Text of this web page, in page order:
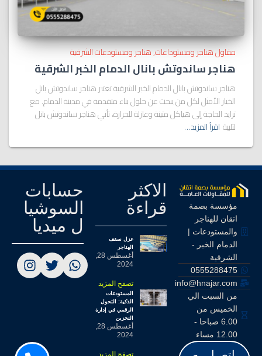
مقاول هناجر ومستوداعات هناجر ومستودعات الشرقية
هناجر ساندوتش بانال الدمام الخبر الشرقية
هناجر ساندوتش بانال الدمام الخبر الشرقية تعتبر هناجر ساندوتش بانل
الخيار الأمثل لكل من يبحث عن حلول بناء متقدمة في مدينة الدمام. مع
تزايد الحاجة إلى هياكل متينة وعازلة للحرارة، تأتي هناجر ساندوتش بانل
لتلبية اقرأ المزيد…
مؤسسة بصمة
اتقان للهناجر
والمستودعات |
الدمام الخبر -
الشرقية
0555288475
info@hnajar.com
من السبت الي
الخميس من
6.00 صباحا -
12.00 مساء
الاكثر
قراءة
عزل سقف
الهناجر
2024
تصفح المزيد
المستودعات
الذكية: التحول
الرقمي في إدارة
التخزين
2024
تصفح المزيد
حسابات
السوشيا
ل ميديا